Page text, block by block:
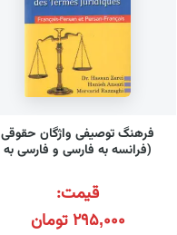
فرهنگ توصیفی واژگان حقوقی
(فرانسه به فارسی و فارسی به
قیمت:
295,000تومان